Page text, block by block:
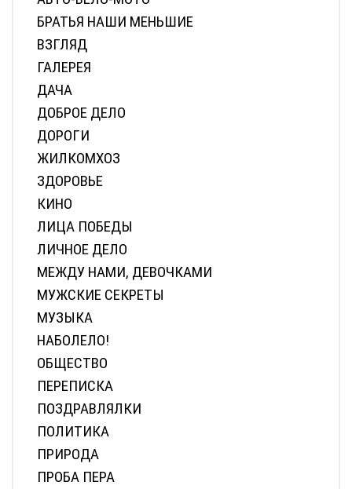
БРАТЬЯ НАШИ МЕНЬШИЕ
ВЗГЛЯД
ГАЛЕРЕЯ
ДАЧА
ДОБРОЕ ДЕЛО
ДОРОГИ
ЖИЛКОМХОЗ
ЗДОРОВЬЕ
КИНО
ЛИЦА ПОБЕДЫ
ЛИЧНОЕ ДЕЛО
МЕЖДУ НАМИ, ДЕВОЧКАМИ
МУЖСКИЕ СЕКРЕТЫ
МУЗЫКА
НАБОЛЕЛО!
ОБЩЕСТВО
ПЕРЕПИСКА
ПОЗДРАВЛЯЛКИ
ПОЛИТИКА
ПРИРОДА
ПРОБА ПЕРА